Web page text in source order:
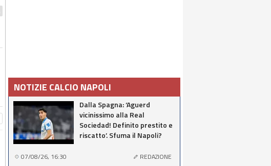
NOTIZIE CALCIO NAPOLI
Dalla Spagna: ‘Aguerd
vicinissimo alla Real
Sociedad! Definito prestito e
riscatto’. Sfuma il Napoli?
07/08/26, 16:30 REDAZIONE